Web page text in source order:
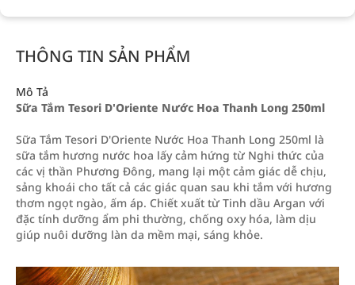
THÔNG TIN SẢN PHẨM
Mô Tả
Sữa Tắm Tesori D'Oriente Nước Hoa Thanh Long 250ml
Sữa Tắm Tesori D'Oriente Nước Hoa Thanh Long 250ml là
sữa tắm hương nước hoa lấy cảm hứng từ Nghi thức của
các vị thần Phương Đông, mang lại một cảm giác dễ chịu,
sảng khoái cho tất cả các giác quan sau khi tắm với hương
thơm ngọt ngào, ấm áp. Chiết xuất từ Tinh dầu Argan với
đặc tính dưỡng ẩm phi thường, chống oxy hóa, làm dịu
giúp nuôi dưỡng làn da mềm mại, sáng khỏe.